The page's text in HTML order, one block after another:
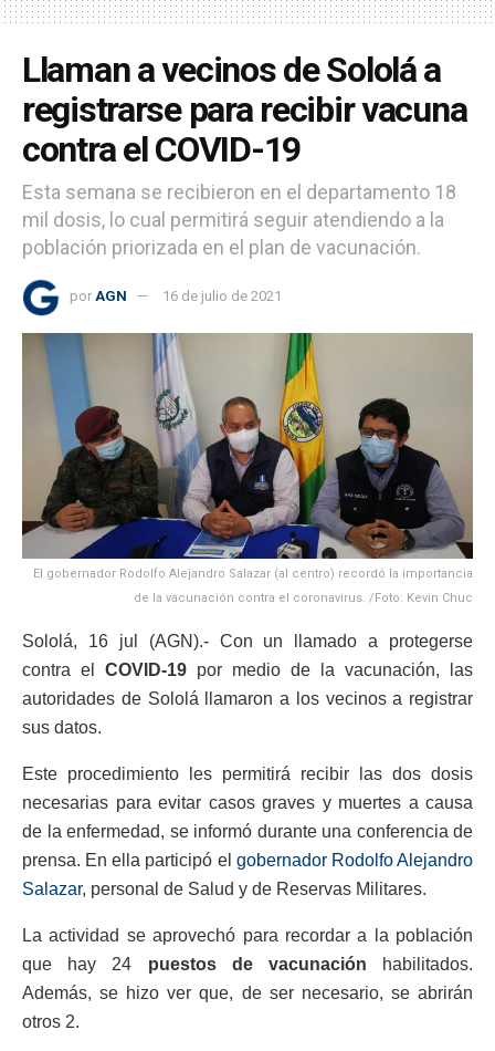
Llaman a vecinos de Sololá a
registrarse para recibir vacuna
contra el COVID-19
Esta semana se recibieron en el departamento 18
mil dosis, lo cual permitirá seguir atendiendo a la
población priorizada en el plan de vacunación.
por AGN 16 de julio de 2021
El gobernador Rodolfo Alejandro Salazar (al centro) recordó la importancia
de la vacunación contra el coronavirus. /Foto: Kevin Chuc
Sololá, 16 jul (AGN).- Con un llamado a protegerse
contra el COVID-19 por medio de la vacunación, las
autoridades de Sololá llamaron a los vecinos a registrar
sus datos.
Este procedimiento les permitirá recibir las dos dosis
necesarias para evitar casos graves y muertes a causa
de la enfermedad, se informó durante una conferencia de
prensa. En ella participó el gobernador Rodolfo Alejandro
Salazar, personal de Salud y de Reservas Militares.
La actividad se aprovechó para recordar a la población
que hay 24 puestos de vacunación habilitados.
Además, se hizo ver que, de ser necesario, se abrirán
otros 2.